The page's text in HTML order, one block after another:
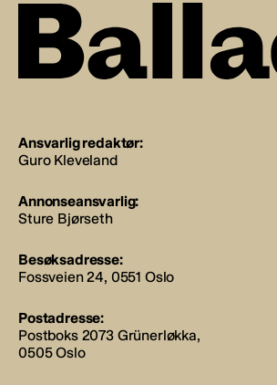
Ansvarlig redaktør:
Guro Kleveland
Annonseansvarlig:
Sture Bjørseth
Besøksadresse:
Fossveien 24, 0551 Oslo
Postadresse:
Postboks 2073 Grünerløkka,
0505 Oslo